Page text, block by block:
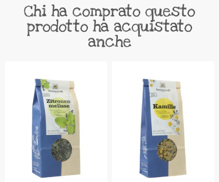
Chi ha comprato questo
prodotto ha acquistato
anche